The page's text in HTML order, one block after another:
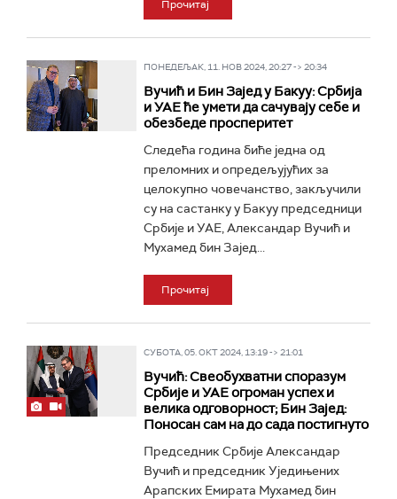
Прочитај
ПОНЕДЕЉАК, 11. НОВ 2024, 20:27 -> 20:34
Вучић и Бин Зајед у Бакуу: Србија
и УАЕ ће умети да сачувају себе и
обезбеде просперитет
Следећа година биће једна од
преломних и опредељујућих за
целокупно човечанство, закључили
су на састанку у Бакуу председници
Србије и УАЕ, Александар Вучић и
Мухамед бин Зајед...
Прочитај
СУБОТА, 05. ОКТ 2024, 13:19 -> 21:01
Вучић: Свеобухватни споразум
Србије и УАЕ огроман успех и
велика одговорност; Бин Зајед:
Поносан сам на до сада постигнуто
Председник Србије Александар
Вучић и председник Уједињених
Арапских Емирата Мухамед бин